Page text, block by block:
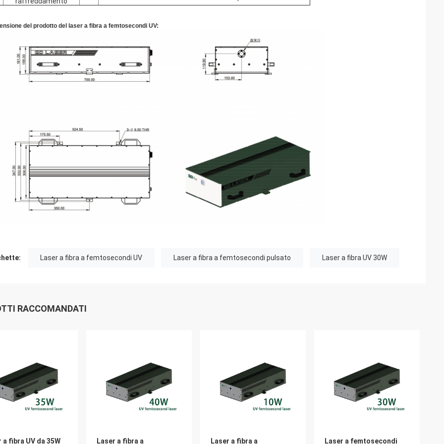
del prodotto del laser a fibra a femtosecondi UV:
Laser a fibra a femtosecondi UV Laser a fibra a femtosecondi pulsato Laser a fibra UV 30W
RACCOMANDATI
a fibra UV da 35W Laser a fibra a Laser a fibra a Laser a femtosecondi